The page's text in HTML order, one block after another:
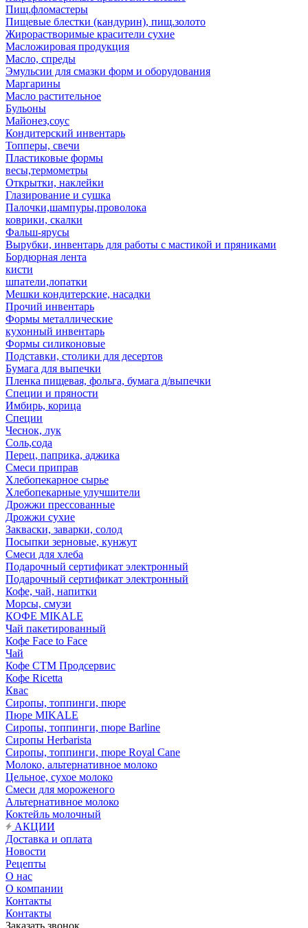
Пищ.фломастеры
Пищевые блестки (кандурин), пищ.золото
Жирорастворимые красители сухие
Масложировая продукция
Масло, спреды
Эмульсии для смазки форм и оборудования
Маргарины
Масло растительное
Бульоны
Майонез,соус
Кондитерский инвентарь
Топперы, свечи
Пластиковые формы
весы,термометры
Открытки, наклейки
Глазирование и сушка
Палочки,шампуры,проволока
коврики, скалки
Фальш-ярусы
Вырубки, инвентарь для работы с мастикой и пряниками
Бордюрная лента
кисти
шпатели,лопатки
Мешки кондитерские, насадки
Прочий инвентарь
Формы металлические
кухонный инвентарь
Формы силиконовые
Подставки, столики для десертов
Бумага для выпечки
Пленка пищевая, фольга, бумага д/выпечки
Специи и пряности
Имбирь, корица
Специи
Чеснок, лук
Соль,сода
Перец, паприка, аджика
Смеси приправ
Хлебопекарное сырье
Хлебопекарные улучшители
Дрожжи прессованные
Дрожжи сухие
Закваски, заварки, солод
Посыпки зерновые, кунжут
Смеси для хлеба
Подарочный сертификат электронный
Подарочный сертификат электронный
Кофе, чай, напитки
Морсы, смузи
КОФЕ MIKALE
Чай пакетированный
Кофе Face to Face
Чай
Кофе СТМ Продсервис
Кофе Ricetta
Квас
Сиропы, топпинги, пюре
Пюре MIKALE
Сиропы, топпинги, пюре Barline
Сиропы Herbarista
Сиропы, топпинги, пюре Royal Cane
Молоко, альтернативное молоко
Цельное, сухое молоко
Смеси для мороженого
Альтернативное молоко
Коктейль молочный
АКЦИИ
Доставка и оплата
Новости
Рецепты
О нас
О компании
Контакты
Контакты
Заказать звонок